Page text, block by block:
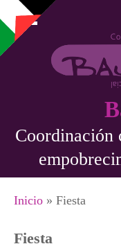
Pasar al contenido
Coordinación
Se
Inicio » Fiesta
Fiesta